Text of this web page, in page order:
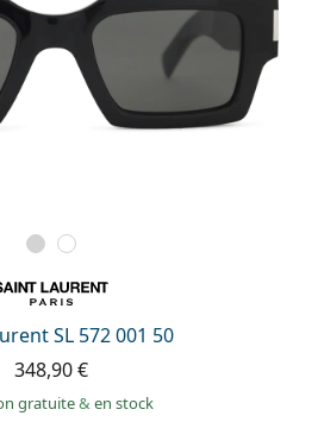
SL 572 001 50
348,90 €
gratuite& en stock